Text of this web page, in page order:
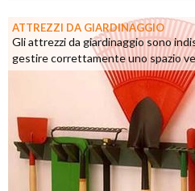
ATTREZZI DA GIARDINAGGIO
Gli attrezzi da giardinaggio sono
gestire correttamente uno spazio